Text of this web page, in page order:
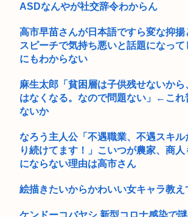
ASDなんやが社交辞令わからん
高市早苗さんが日本語ですら変な抑揚
スピーチで気持ち悪いと話題になっ
にもわからない
麻生太郎「貧困層は子供残せないか
はなくなる。なので問題ない」←これ
ないか
なろう主人公「不遇職業、不遇スキ
り続けてます！」こいつが農家、商人
にならない理由は高市さん
絵描きたいからかわいい女キャラ教え
ケンドーコバヤシ 新型コロナ感染で